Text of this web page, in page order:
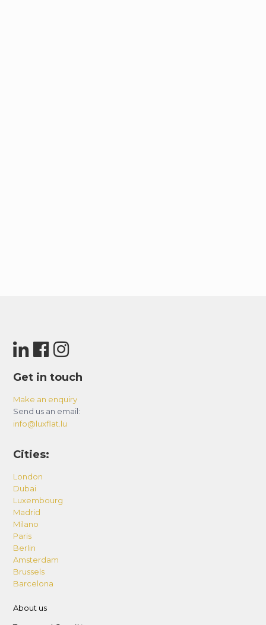
Get in touch
Make an enquiry
Send us an email:
info@luxflat.lu
Cities:
London
Dubai
Luxembourg
Madrid
Milano
Paris
Berlin
Amsterdam
Brussels
Barcelona
About us